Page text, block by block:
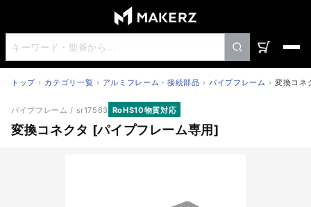
トップ カテゴリ一覧 アルミフレーム・接続部品 パイプフレーム 変換コネ
変換コネクタ [パイプフレーム専用]
パイプフレーム / sr17563 RoHS10物質対応
変換コネクタ [パイプフレーム専用]